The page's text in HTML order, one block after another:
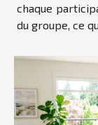
chaque
du groupe, ce